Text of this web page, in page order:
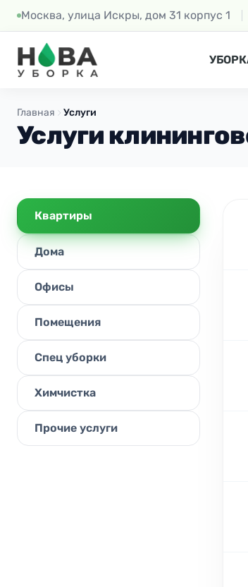
Москва, улица Искры, дом 31 корпус 1
Главная Услуги
Услуги
Квартиры
Дома
Офисы
Помещения
Спец уборки
Химчистка
Прочие услуги